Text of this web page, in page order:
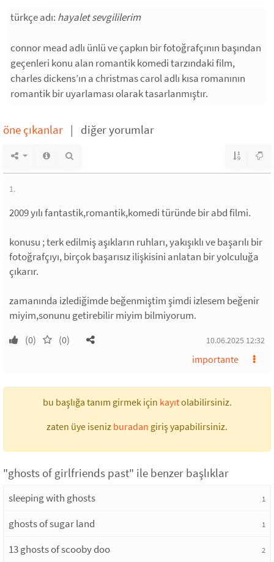
türkçe adı: hayalet sevgililerim
connor mead adlı ünlü ve çapkın bir fotoğrafçının başından
geçenleri konu alan romantik komedi tarzındaki film,
charles dickens’ın a christmas carol adlı kısa romanının
romantik bir uyarlaması olarak tasarlanmıştır.
öne çıkanlar | diğer yorumlar
1.
2009 yılı fantastik,romantik,komedi türünde bir abd filmi.
konusu ; terk edilmiş aşıkların ruhları, yakışıklı ve başarılı bir
fotoğrafçıyı, birçok başarısız ilişkisini anlatan bir yolculuğa
çıkarır.
zamanında izlediğimde beğenmiştim şimdi izlesem beğenir
miyim,sonunu getirebilir miyim bilmiyorum.
(0) (0) 10.06.2025 12:32
importante
bu başlığa tanım girmek için kayıtolabilirsiniz.
zaten üye iseniz buradan giriş yapabilirsiniz.
"ghosts of girlfriends past" ile benzer başlıklar
sleeping with ghosts 1
ghosts of sugar land 1
13 ghosts of scooby doo 2